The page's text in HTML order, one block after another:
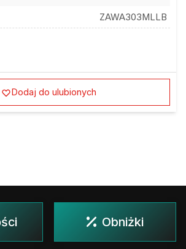
ZAWA303MLLB
Dodaj do ulubionych
Obniżki